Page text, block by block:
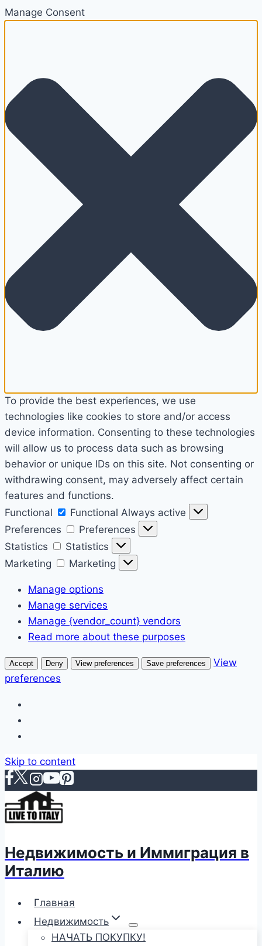
Manage Consent
To provide the best experiences, we use
technologies like cookies to store and/or access
device information. Consenting to these technologies
will allow us to process data such as browsing
behavior or unique IDs on this site. Not consenting or
withdrawing consent, may adversely affect certain
features and functions.
Functional
Functional Always active
Preferences
Preferences
Statistics
Statistics
Marketing
Marketing
Manage options
Manage services
Manage {vendor_count} vendors
Read more about these purposes
Accept Deny View preferences Save preferences
View
preferences
Skip to content
Недвижимость и Иммиграция в
Италию
Главная
Недвижимость
НАЧАТЬ ПОКУПКУ!